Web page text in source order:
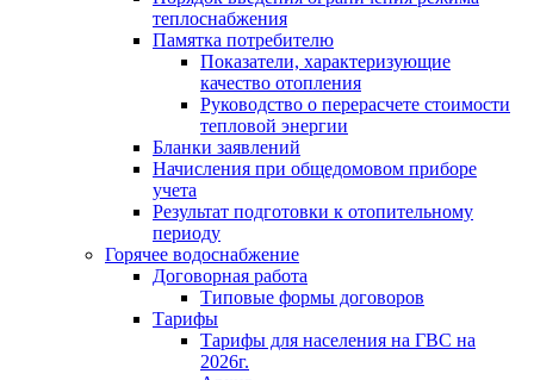
теплоснабжения
Памятка потребителю
Показатели, характеризующие
качество отопления
Руководство о перерасчете стоимости
тепловой энергии
Бланки заявлений
Начисления при общедомовом приборе
учета
Результат подготовки к отопительному
периоду
Горячее водоснабжение
Договорная работа
Типовые формы договоров
Тарифы
Тарифы для населения на ГВС на
2026г.